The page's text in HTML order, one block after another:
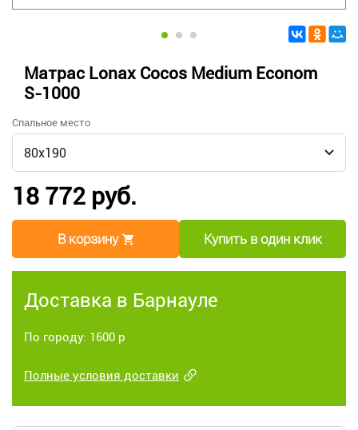
Матрас Lonax Cocos Medium Econom
S-1000
Спальное место
18 772 руб.
В корзину Купить в один клик
Доставка в Барнауле
По городу: 1600 р
Полные условия доставки